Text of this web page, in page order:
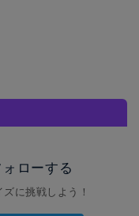
ローする
に挑戦しよう！